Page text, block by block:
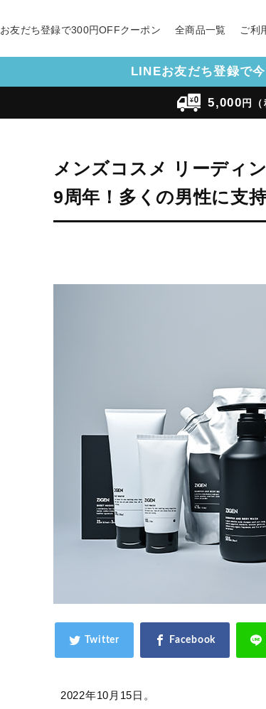
お友だち登録で300円OFFクーポン 全商品一覧 ご利
LINEお友だち登録で
5,000円（
メンズコスメ リーディ
9周年！多くの男性に支
2022年10月15日。